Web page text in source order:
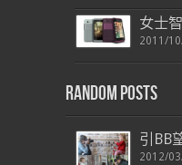
女士
2011/
Random Posts
引BB
2012/